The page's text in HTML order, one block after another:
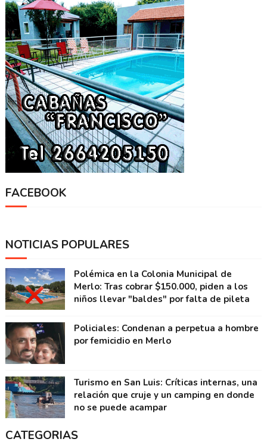
FACEBOOK
NOTICIAS POPULARES
Polémica en la Colonia Municipal de
Merlo: Tras cobrar $150.000, piden a los
niños llevar "baldes" por falta de pileta
Policiales: Condenan a perpetua a hombre
por femicidio en Merlo
Turismo en San Luis: Críticas internas, una
relación que cruje y un camping en donde
no se puede acampar
CATEGORIAS